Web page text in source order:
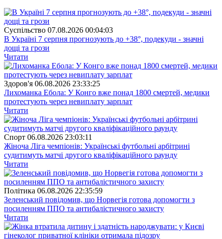
Суспiльство 07.08.2026 00:04:03
В Україні 7 серпня прогнозують до +38°, подекуди - значні
дощі та грози
Читати
Здоров'я 06.08.2026 23:33:25
Лихоманка Ебола: У Конго вже понад 1800 смертей, медики
протестують через невиплату зарплат
Читати
Спорт 06.08.2026 23:03:11
Жіноча Ліга чемпіонів: Українські футбольні арбітрині
судитимуть матчі другого кваліфікаційного раунду
Читати
Полiтика 06.08.2026 22:35:59
Зеленський повідомив, що Норвегія готова допомогти з
посиленням ППО та антибалістичного захисту
Читати